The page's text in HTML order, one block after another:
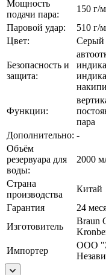
Мощность
подачи пара:
150 г/
Паровой удар:
510 г/
Цвет:
Серый
Безопасность и
защита:
Функции:
пара
Дополнительно: -
Объём
резервуара для
воды:
2000
Страна
производства
Китай
Гарантия
24
Изготовитель
Braun
Импортер
ООО